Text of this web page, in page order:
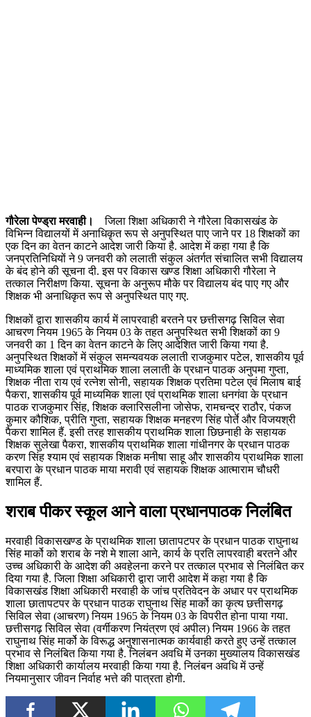
गौरेला पेण्ड्रा मरवाही।
जिला शिक्षा अधिकारी ने गौरेला विकासखंड के
विभिन्न विद्यालयों में अनाधिकृत रूप से अनुपस्थित पाए जाने पर 18 शिक्षकों का
एक दिन का वेतन काटने आदेश जारी किया है. आदेश में कहा गया है कि
जनप्रतिनिधियों ने 9 जनवरी को ललाती संकुल अंतर्गत संचालित सभी विद्यालय
के बंद होने की सूचना दी. इस पर विकास खण्ड शिक्षा अधिकारी गौरेला ने
तत्काल निरीक्षण किया. सूचना के अनुरूप मौके पर विद्यालय बंद पाए गए और
शिक्षक भी अनाधिकृत रूप से अनुपस्थित पाए गए.
शिक्षकों द्वारा शासकीय कार्य में लापरवाही बरतने पर छत्तीसगढ़ सिविल सेवा
आचरण नियम 1965 के नियम 03 के तहत अनुपस्थित सभी शिक्षकों का 9
जनवरी का 1 दिन का वेतन काटने के लिए आदेशित जारी किया गया है.
अनुपस्थित शिक्षकों में संकुल समन्यवयक ललाती राजकुमार पटेल, शासकीय पूर्व
माध्यमिक शाला एवं प्राथमिक शाला ललाती के प्रधान पाठक अनुपमा गुप्ता,
शिक्षक नीता राय एवं रत्नेश सोनी, सहायक शिक्षक प्रतिमा पटेल एवं मिलाष बाई
पैकरा, शासकीय पूर्व माध्यमिक शाला एवं प्राथमिक शाला धनगंवा के प्रधान
पाठक राजकुमार सिंह, शिक्षक क्लारिसलीना जोसेफ, रामचन्द्र राठौर, पंकज
कुमार कौशिक, प्रीति गुप्ता, सहायक शिक्षक मनहरण सिंह पोर्ते और विजयश्री
पैकरा शामिल हैं. इसी तरह शासकीय प्राथमिक शाला छिछनाही के सहायक
शिक्षक सुलेखा पैकरा, शासकीय प्राथमिक शाला गांधीनगर के प्रधान पाठक
करण सिंह श्याम एवं सहायक शिक्षक मनीषा साहू और शासकीय प्राथमिक शाला
बरपारा के प्रधान पाठक माया मरावी एवं सहायक शिक्षक आत्माराम चौधरी
शामिल हैं.
शराब पीकर स्कूल आने वाला प्रधानपाठक निलंबित
मरवाही विकासखण्ड के प्राथमिक शाला छातापटपर के प्रधान पाठक राघुनाथ
सिंह मार्को को शराब के नशे मे शाला आने, कार्य के प्रति लापरवाही बरतने और
उच्च अधिकारी के आदेश की अवहेलना करने पर तत्काल प्रभाव से निलंबित कर
दिया गया है. जिला शिक्षा अधिकारी द्वारा जारी आदेश में कहा गया है कि
विकासखंड शिक्षा अधिकारी मरवाही के जांच प्रतिवेदन के अधार पर प्राथमिक
शाला छातापटपर के प्रधान पाठक राघुनाथ सिंह मार्को का कृत्य छत्तीसगढ़
सिविल सेवा (आचरण) नियम 1965 के नियम 03 के विपरीत होना पाया गया.
छत्तीसगढ़ सिविल सेवा (वर्गीकरण नियंत्रण एवं अपील) नियम 1966 के तहत
राघुनाथ सिंह मार्को के विरूद्ध अनुशासनात्मक कार्यवाही करते हुए उन्हें तत्काल
प्रभाव से निलंबित किया गया है. निलंबन अवधि में उनका मुख्यालय विकासखंड
शिक्षा अधिकारी कार्यालय मरवाही किया गया है. निलंबन अवधि में उन्हें
नियमानुसार जीवन निर्वाह भत्ते की पात्रता होगी.